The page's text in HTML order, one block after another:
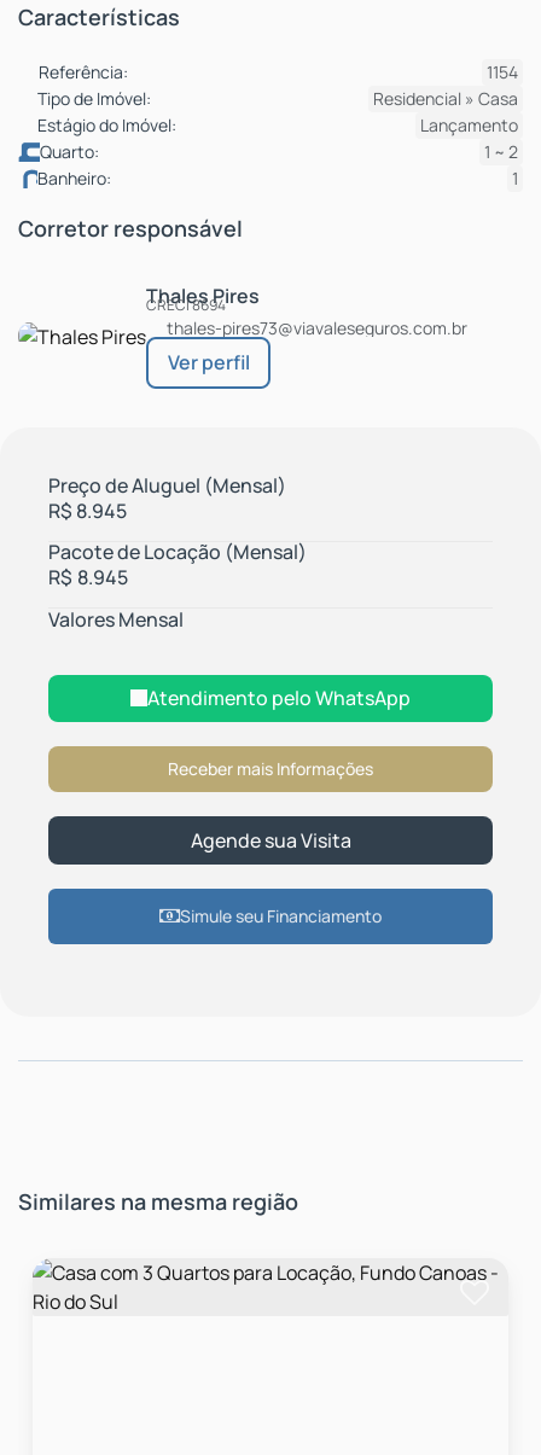
Características
Referência:
1154
Tipo de Imóvel:
Residencial » Casa
Estágio do Imóvel:
Lançamento
Quarto:
1 ~ 2
Banheiro:
1
Corretor responsável
Thales Pires
CRECI8694
thales-pires73@viavaleseguros.com.br
R$ 8.945
Preço de Aluguel (Mensal)
Valores Mensal
R$ 8.945
Pacote de Locação (Mensal)
Atendimento peloWhatsApp
Simule seu Financiamento
Similares na mesma região